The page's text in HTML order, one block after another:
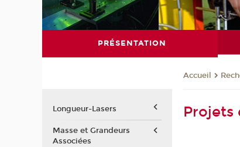
PRÉSENTATION
Accueil
Projets
Longueur-Lasers
Masse et Grandeurs
Associées